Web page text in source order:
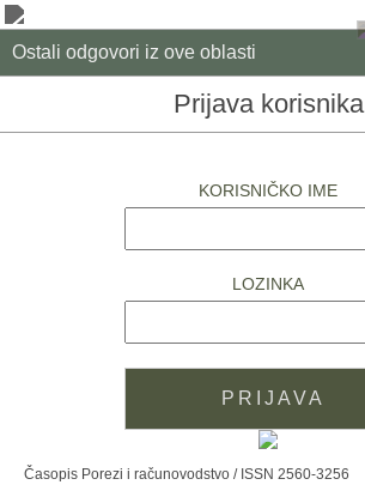
Ostali odgovori iz ove oblasti
Prijava korisnika
KORISNIČKO IME
LOZINKA
Časopis Porezi i računovodstvo / ISSN 2560-3256